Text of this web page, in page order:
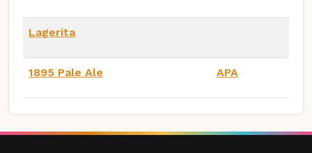
Lagerita
1895 Pale Ale APA